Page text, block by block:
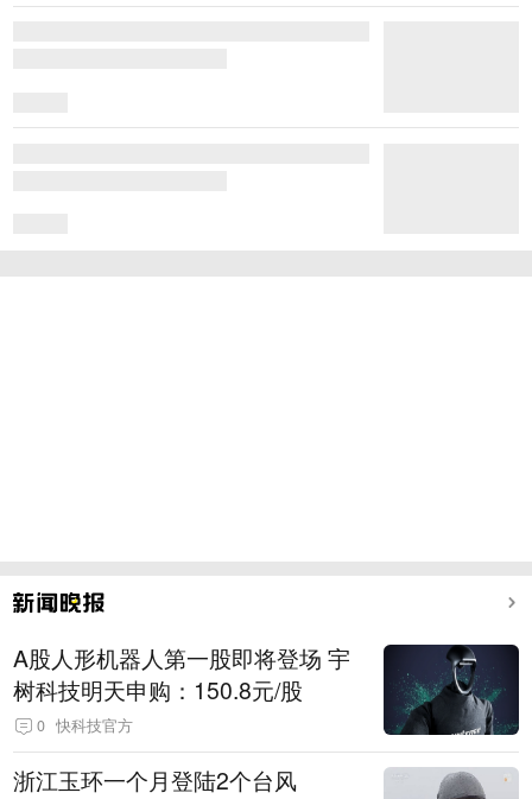
A股人形机器人第一股即将登场 宇
树科技明天申购：150.8元/股
0 快科技官方
浙江玉环一个月登陆2个台风